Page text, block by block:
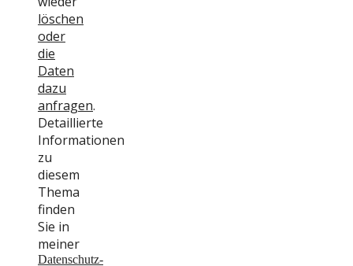
löschen
oder
die
Daten
dazu
anfragen.
Detaillierte
Informationen
zu
diesem
Thema
finden
Sie in
meiner
Datenschutz-